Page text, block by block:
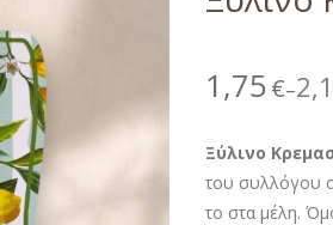
1,75 €–
Ξύλινο
του συλλόγου
το στα μέλη.